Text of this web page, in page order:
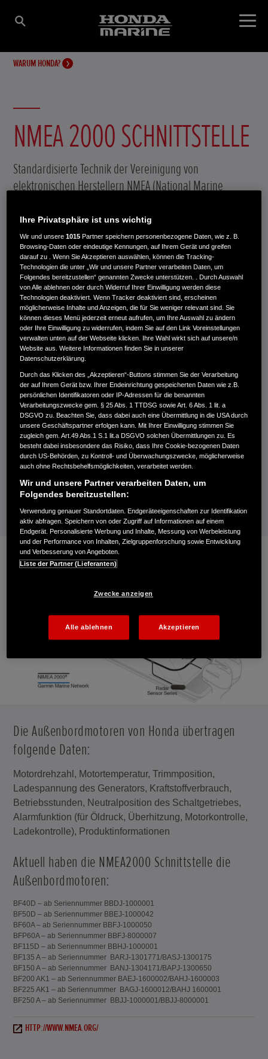
WARUM HONDA?
NMEA 2000 SCHNITTSTELLE
Standardisierte Technik der Vereinigung von
elektronischen Herstellern NMEA (National Marine
NMEA 2000 können verschiedenste elektronische Geräte
in ein bordeigenes Netzwerk eingebunden werden und
Daten untereinander austauschen. So können
Motordaten an externe Geräte weitergeleitet werden
wie z.B. Fishfinder oder Kartenplotter.
Die Außenbordmotoren von Honda übertragen
folgende Daten:
Motordrehzahl, Motortemperatur, Trimmposition,
Ladespannung des Generators, Kraftstoffverbrauch,
Betriebsstunden, Neutralposition des Schaltgetriebes,
Alarmfunktion (für Öldruck, Überhitzung, Motorkontrolle,
Ladekontrolle), Produktinformationen
Aktuell haben die NMEA2000 Schnittstelle die
Außenbordmotoren:
BF40D – ab Seriennummer BBDJ-1000001
BF50D – ab Seriennummer BBEJ-1000042
BF60A – ab Seriennummer BBFJ-1000050
BFP60A – ab Seriennummer BBFJ-8000007
BF115D – ab Seriennummer BBHJ-1000001
BF135 A – ab Seriennummer BARJ-1301771/BASJ-1300175
BF150 A – ab Seriennummer BANJ-1304171/BAPJ-1300650
BF200 AK1 – ab Seriennummer BAEJ-1600002/BAHJ-1600003
BF225 AK1 – ab Seriennummer BAGJ-1600012/BAHJ 1600001
BF250 A – ab Seriennummer BBJJ-1000001/BBJJ-8000001
HTTP://WWW.NMEA.ORG/
Ihre Privatsphäre ist uns wichtig
Wir und unsere1015 Partner speichern personenbezogene Daten, wie z. B.
Browsing-Daten oder eindeutige Kennungen, auf Ihrem Gerät und greifen
darauf zu . Wenn Sie Akzeptieren auswählen, können die Tracking-
Technologien die unter „Wir und unsere Partner verarbeiten Daten, um
Folgendes bereitzustellen“ genannten Zwecke unterstützen. . Durch Auswahl
von Alle ablehnen oder durch Widerruf Ihrer Einwilligung werden diese
Technologien deaktiviert. Wenn Tracker deaktiviert sind, erscheinen
möglicherweise Inhalte und Anzeigen, die für Sie weniger relevant sind. Sie
können dieses Menü jederzeit erneut aufrufen, um Ihre Auswahl zu ändern
oder Ihre Einwilligung zu widerrufen, indem Sie auf den Link Voreinstellungen
verwalten unten auf der Webseite klicken. Ihre Wahl wirkt sich auf unsere/n
Website aus. Weitere Informationen finden Sie in unserer
Datenschutzerklärung.
Durch das Klicken des „Akzeptieren“-Buttons stimmen Sie der Verarbeitung
der auf Ihrem Gerät bzw. Ihrer Endeinrichtung gespeicherten Daten wie z.B.
persönlichen Identifikatoren oder IP-Adressen für die benannten
Verarbeitungszwecke gem. § 25 Abs. 1 TTDSG sowie Art. 6 Abs. 1 lit. a
DSGVO zu. Beachten Sie, dass dabei auch eine Übermittlung in die USA durch
unsere Geschäftspartner erfolgen kann. Mit Ihrer Einwilligung stimmen Sie
zugleich gem. Art.49 Abs.1 S.1 lit.a DSGVO solchen Übermittlungen zu. Es
besteht dabei insbesondere das Risiko, dass Ihre Cookie-bezogenen Daten
durch US-Behörden, zu Kontroll- und Überwachungszwecke, möglicherweise
auch ohne Rechtsbehelfsmöglichkeiten, verarbeitet werden.
Wir und unsere Partner verarbeiten Daten, um
Folgendes bereitzustellen:
Verwendung genauer Standortdaten. Endgeräteeigenschaften zur Identifikation
aktiv abfragen. Speichern von oder Zugriff auf Informationen auf einem
Endgerät. Personalisierte Werbung und Inhalte, Messung von Werbeleistung
und der Performance von Inhalten, Zielgruppenforschung sowie Entwicklung
und Verbesserung von Angeboten.
Liste der Partner (Lieferanten)
Zwecke anzeigen
Alle ablehnen Akzeptieren